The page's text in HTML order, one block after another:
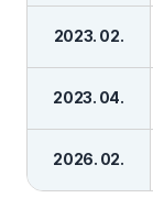
2023. 02.
2023. 04.
2026. 02.